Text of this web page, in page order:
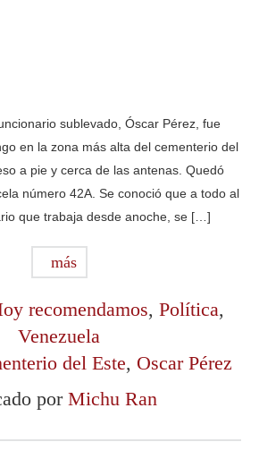
sublevado, Óscar Pérez, fue
en la zona más alta del cementerio del
a pie y cerca de las antenas. Quedó
número 42A. Se conoció que a todo al
que trabaja desde anoche, se […]
más
recomendamos, Política,
Venezuela
del Este, Oscar Pérez
por Michu Ran